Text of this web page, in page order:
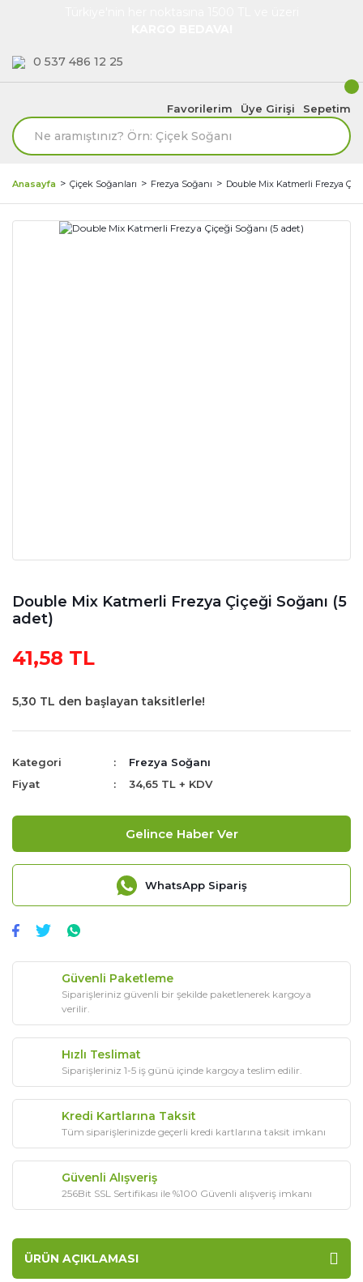
0 537 486 12 25
Favorilerim Üye Girişi Sepetim
Anasayfa Çiçek Soğanları Frezya Soğanı Double Mix Katmerli Frezya
Double Mix Katmerli Frezya Çiçeği Soğanı (5
adet)
41,58 TL
5,30 TL den başlayan taksitlerle!
Kategori
Frezya Soğanı
Fiyat
34,65 TL + KDV
Gelince Haber Ver
WhatsApp Sipariş
Güvenli Paketleme
Siparişleriniz güvenli bir şekilde paketlenerek kargoya
verilir.
Hızlı Teslimat
Siparişleriniz 1-5 iş günü içinde kargoya teslim edilir.
Kredi Kartlarına Taksit
Tüm siparişlerinizde geçerli kredi kartlarına taksit imkanı
Güvenli Alışveriş
256Bit SSL Sertifikası ile %100 Güvenli alışveriş imkanı
ÜRÜN AÇIKLAMASI